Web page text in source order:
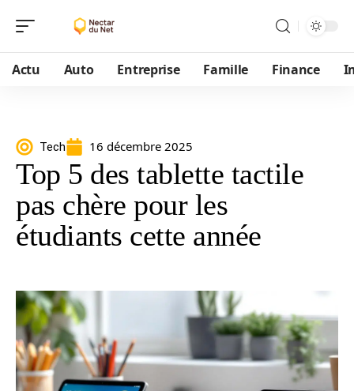
Actu Auto Entreprise Famille Finance
Tech 16 décembre 2025
Top 5 des tablette tactile
pas chère pour les
étudiants cette année